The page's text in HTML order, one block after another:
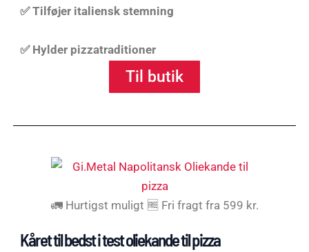
✅ Tilføjer italiensk stemning
✅ Hylder pizzatraditioner
Til butik
🚛 Hurtigst muligt 🆓 Fri fragt fra 599 kr.
Kåret til bedst i test oliekande til pizza